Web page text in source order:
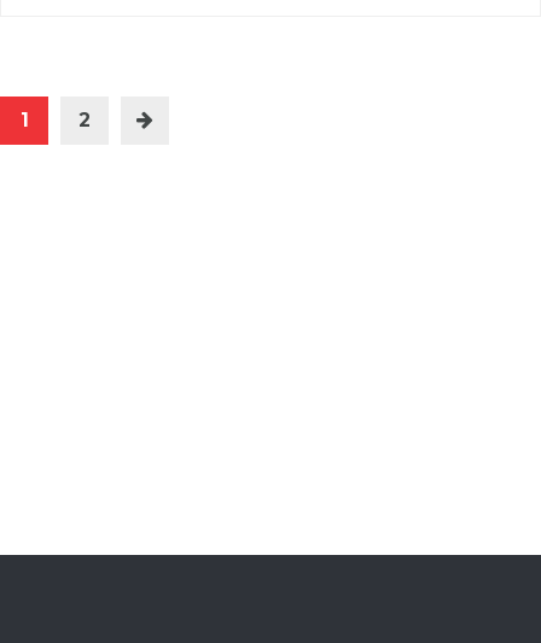
1 2